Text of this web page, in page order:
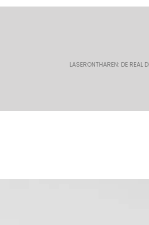
LASERONTHAREN: DE REAL